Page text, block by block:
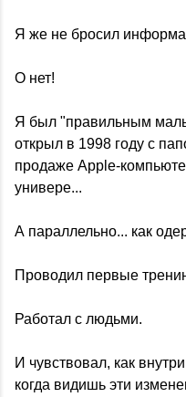
Я же не бросил
О нет!
Я был "правильным
открыл в 1998 году с
продаже Apple-
универе...
А параллельно... как
Проводил первые
Работал с людьми.
И чувствовал, как
когда видишь эти